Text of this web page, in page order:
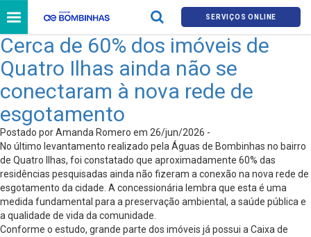
SERVIÇOS ONLINE
Cerca de 60% dos imóveis de
Quatro Ilhas ainda não se
conectaram à nova rede de
esgotamento
Postado por Amanda Romero em 26/jun/2026 -
No último levantamento realizado pela Águas de Bombinhas no bairro
de Quatro Ilhas, foi constatado que aproximadamente 60% das
residências pesquisadas ainda não fizeram a conexão na nova rede de
esgotamento da cidade. A concessionária lembra que esta é uma
medida fundamental para a preservação ambiental, a saúde pública e
a qualidade de vida da comunidade.
Conforme o estudo, grande parte dos imóveis já possui a Caixa de